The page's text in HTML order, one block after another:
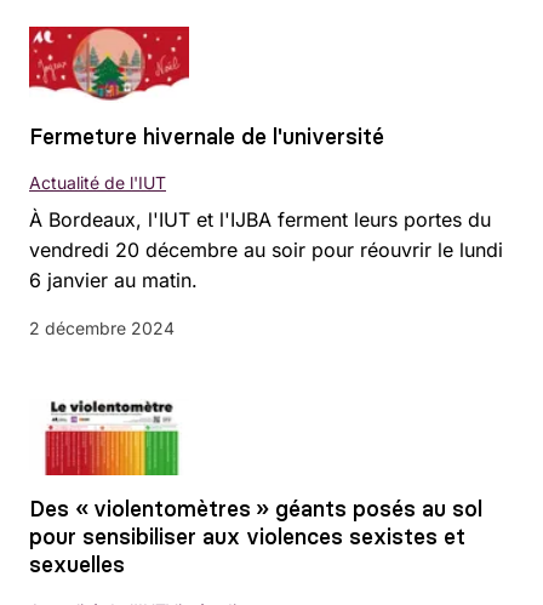
Fermeture hivernale de l'université
À Bordeaux, l'IUT et l'IJBA ferment leurs portes du
vendredi 20 décembre au soir pour réouvrir le lundi
6 janvier au matin.
Actualité de l'IUT
2 décembre 2024
Des « violentomètres » géants posés au sol
pour sensibiliser aux violences sexistes et
sexuelles